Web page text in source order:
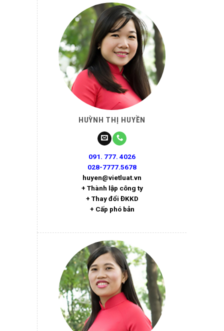
HUỲNH THỊ HUYỀN
091. 777. 4026
028-7777.5678
huyen@vietluat.vn
+ Thành lập công ty
+ Thay đổi ĐKKD
+ Cấp phó bản